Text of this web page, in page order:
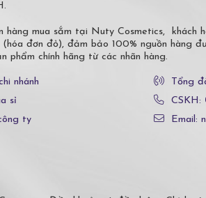
hàng mua sắm tại Nuty Cosmetics, khách
(hóa đơn đỏ), đảm bảo 100% nguồn hàng
phẩm chính hãng từ các nhãn hàng.
nhánh
sỉ
ty
Tổng
CSKH:
Email: